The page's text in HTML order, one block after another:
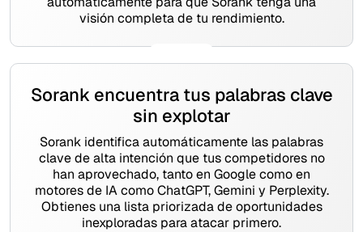
visión completa de tu rendimiento.
Sorank encuentra tus palabras clave
sin explotar
Sorank identifica automáticamente las palabras
clave de alta intención que tus competidores no
han aprovechado, tanto en Google como en
motores de IA como ChatGPT, Gemini y Perplexity.
Obtienes una lista priorizada de oportunidades
inexploradas para atacar primero.